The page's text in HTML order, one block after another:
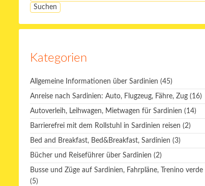
Kategorien
Allgemeine Informationen über Sardinien (45)
Anreise nach Sardinien: Auto, Flugzeug, Fähre, Zug (16)
Autoverleih, Leihwagen, Mietwagen für Sardinien (14)
Barrierefrei mit dem Rollstuhl in Sardinien reisen (2)
Bed and Breakfast, Bed&Breakfast, Sardinien (3)
Bücher und Reiseführer über Sardinien (2)
Busse und Züge auf Sardinien, Fahrpläne, Trenino verde
(5)